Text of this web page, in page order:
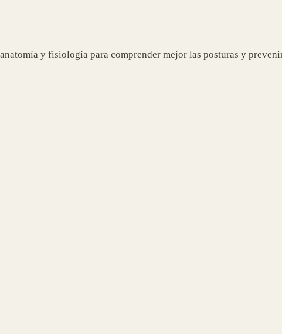
y fisiología para comprender mejor las posturas y